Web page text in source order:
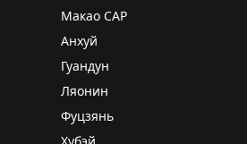
Макао САР
Анхуй
Гуандун
Ляонин
Фуцзянь